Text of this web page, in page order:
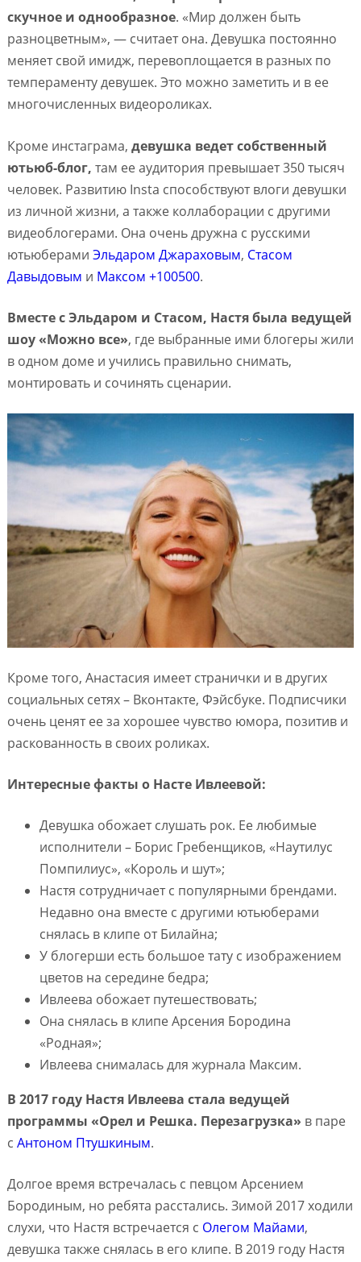
скучное и однообразное. «Мир должен быть
разноцветным», — считает она. Девушка постоянно
меняет свой имидж, перевоплощается в разных по
темпераменту девушек. Это можно заметить и в ее
многочисленных видеороликах.
Кроме инстаграма, девушка ведет собственный
ютьюб-блог, там ее аудитория превышает 350 тысяч
человек. Развитию Insta способствуют влоги девушки
из личной жизни, а также коллаборации с другими
видеоблогерами. Она очень дружна с русскими
ютьюберами Эльдаром Джараховым, Стасом
Давыдовым и Максом +100500.
Вместе с Эльдаром и Стасом, Настя была ведущей
шоу «Можно все», где выбранные ими блогеры жили
в одном доме и учились правильно снимать,
монтировать и сочинять сценарии.
Кроме того, Анастасия имеет странички и в других
социальных сетях – Вконтакте, Фэйсбуке. Подписчики
очень ценят ее за хорошее чувство юмора, позитив и
раскованность в своих роликах.
Интересные факты о Насте Ивлеевой:
Девушка обожает слушать рок. Ее любимые
исполнители – Борис Гребенщиков, «Наутилус
Помпилиус», «Король и шут»;
Настя сотрудничает с популярными брендами.
Недавно она вместе с другими ютьюберами
снялась в клипе от Билайна;
У блогерши есть большое тату с изображением
цветов на середине бедра;
Ивлеева обожает путешествовать;
Она снялась в клипе Арсения Бородина
«Родная»;
Ивлеева снималась для журнала Максим.
В 2017 году Настя Ивлеева стала ведущей
программы «Орел и Решка. Перезагрузка» в паре
с Антоном Птушкиным.
Долгое время встречалась с певцом Арсением
Бородиным, но ребята расстались. Зимой 2017 ходили
слухи, что Настя встречается с Олегом Майами,
девушка также снялась в его клипе. В 2019 году Настя